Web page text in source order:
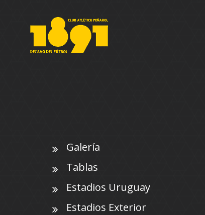
Galería
Tablas
Estadios Uruguay
Estadios Exterior